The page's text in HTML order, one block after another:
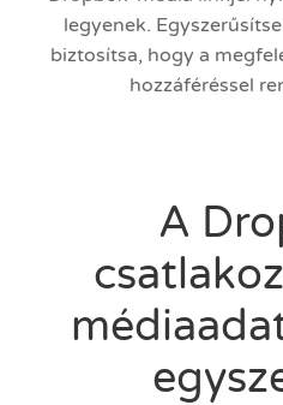
legyenek.
biztosítsa, hogy a
hozzáféréssel
A